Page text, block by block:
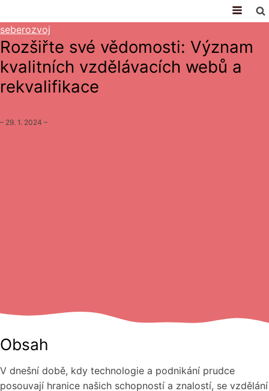
seberozvoj
Rozšiřte své vědomosti: Význam
kvalitních vzdělávacích webů a
rekvalifikace
– 29. 1. 2024 –
Obsah
V dnešní době, kdy technologie a podnikání prudce
posouvají hranice našich schopností a znalostí, se vzdělání